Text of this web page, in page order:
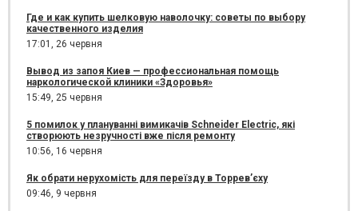
Где и как купить шелковую наволочку: советы по выбору
качественного изделия
17:01, 26 червня
Вывод из запоя Киев — профессиональная помощь
наркологической клиники «Здоровья»
15:49, 25 червня
5 помилок у плануванні вимикачів Schneider Electric, які
створюють незручності вже після ремонту
10:56, 16 червня
Як обрати нерухомість для переїзду в Торрев’єху
09:46, 9 червня